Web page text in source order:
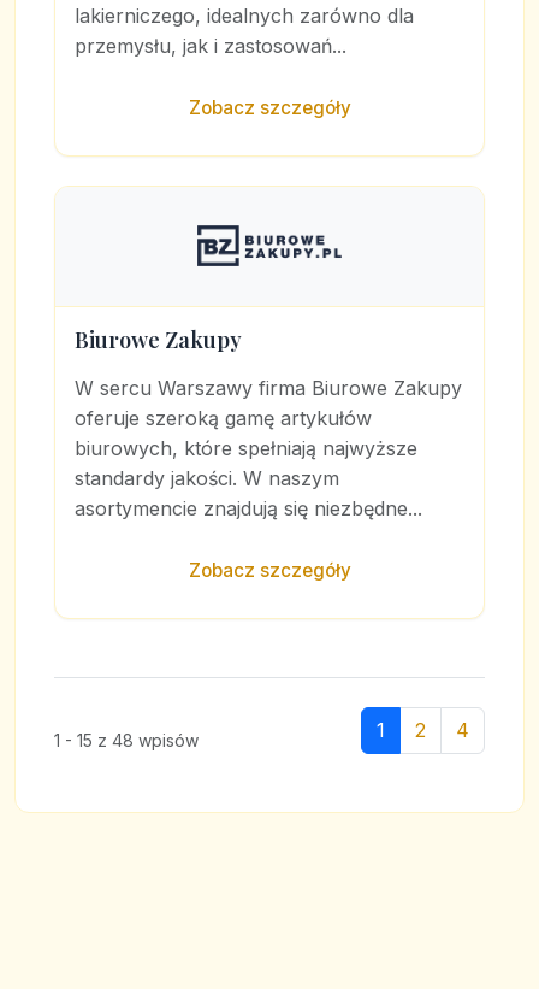
lakierniczego, idealnych zarówno dla
przemysłu, jak i zastosowań...
Zobacz szczegóły
Biurowe Zakupy
W sercu Warszawy firma Biurowe Zakupy
oferuje szeroką gamę artykułów
biurowych, które spełniają najwyższe
standardy jakości. W naszym
asortymencie znajdują się niezbędne...
Zobacz szczegóły
1 - 15 z 48 wpisów 1 2 4